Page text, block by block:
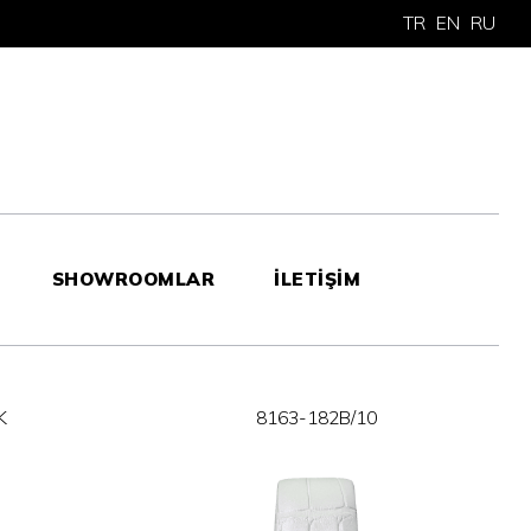
TR EN RU
SHOWROOMLAR İLETİŞİM
8163-182B/10